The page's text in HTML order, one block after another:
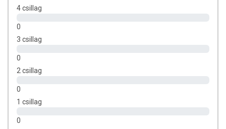
Napi bevitel: az 3-5 g
Gyártó és forgalmazó: Mecsek-Drog Kft.
4 csillag
0
3 csillag
0
2 csillag
0
1 csillag
0